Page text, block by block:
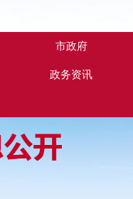
市政府
政务资讯